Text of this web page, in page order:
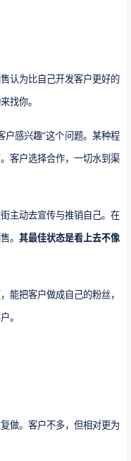
认为比自己开发客户更好的
找你。
户感兴趣”这个问题。某种程
客户选择合作，一切水到渠
主动去宣传与推销自己。在
。 其最佳状态是看上去不像
能把客户做成自己的粉丝，
。
做。客户不多，但相对更为